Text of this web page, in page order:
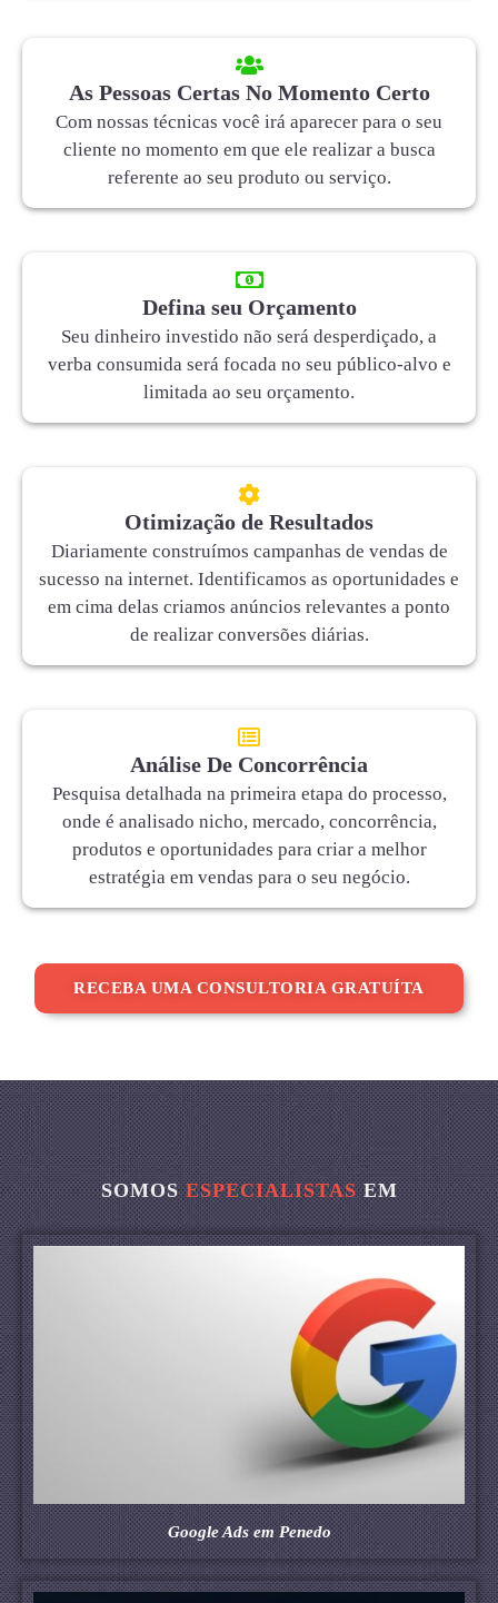
As Pessoas Certas No Momento Certo
Com nossas técnicas você irá aparecer para o seu
cliente no momento em que ele realizar a busca
referente ao seu produto ou serviço.
Defina seu Orçamento
Seu dinheiro investido não será desperdiçado, a
verba consumida será focada no seu público-alvo e
limitada ao seu orçamento.
Otimização de Resultados
Diariamente construímos campanhas de vendas de
sucesso na internet. Identificamos as oportunidades e
em cima delas criamos anúncios relevantes a ponto
de realizar conversões diárias.
Análise De Concorrência
Pesquisa detalhada na primeira etapa do processo,
onde é analisado nicho, mercado, concorrência,
produtos e oportunidades para criar a melhor
estratégia em vendas para o seu negócio.
RECEBA UMA CONSULTORIA GRATUÍTA
SOMOSESPECIALISTASEM
Google Ads em Penedo